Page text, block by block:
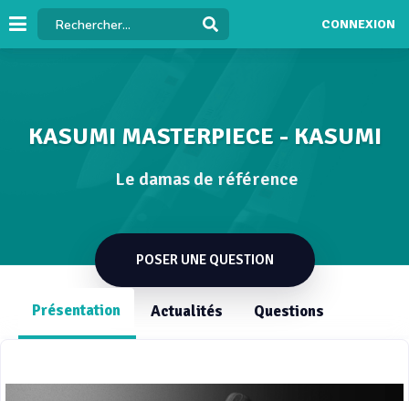
CONNEXION
KASUMI MASTERPIECE - KASUMI
Le damas de référence
POSER UNE QUESTION
Présentation Actualités Questions